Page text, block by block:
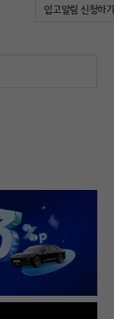
입고알림 신청하기